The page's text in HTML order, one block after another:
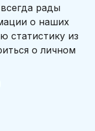
рады
о наших
статистику из
о личном